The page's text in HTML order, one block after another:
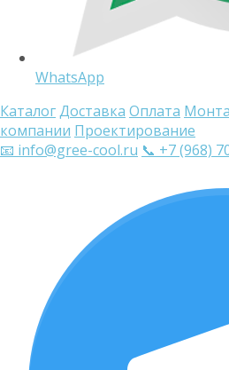
WhatsApp
КаталогДоставка Оплата
компании Проектирование
📧 info@gree-cool.ru 📞 +7 (968)